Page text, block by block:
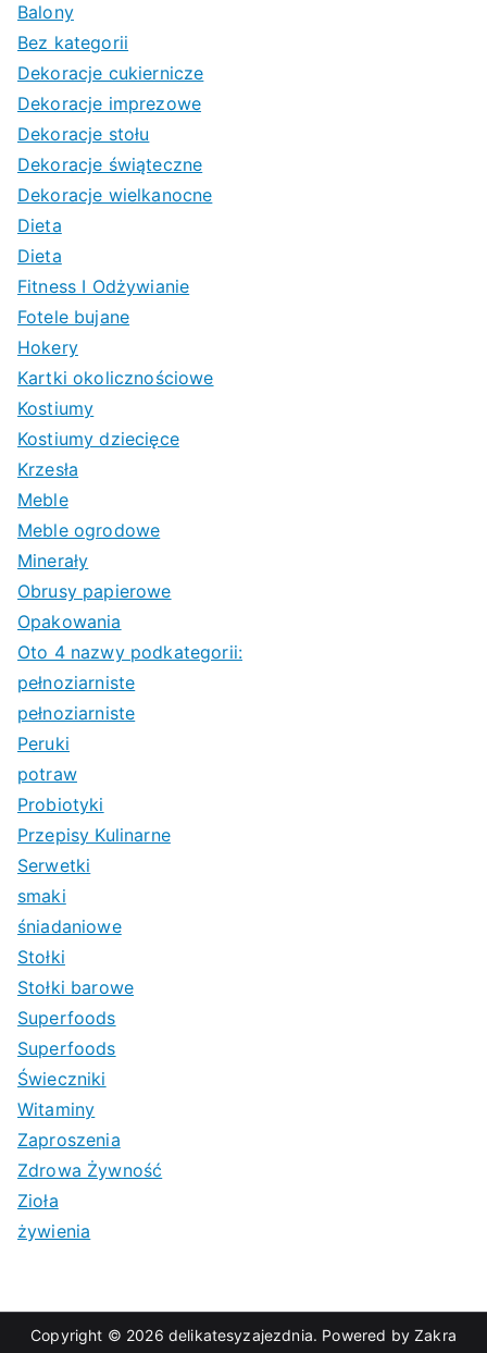
Balony
Bez kategorii
Dekoracje cukiernicze
Dekoracje imprezowe
Dekoracje stołu
Dekoracje świąteczne
Dekoracje wielkanocne
Dieta
Dieta
Fitness I Odżywianie
Fotele bujane
Hokery
Kartki okolicznościowe
Kostiumy
Kostiumy dziecięce
Krzesła
Meble
Meble ogrodowe
Minerały
Obrusy papierowe
Opakowania
Oto 4 nazwy podkategorii:
pełnoziarniste
pełnoziarniste
Peruki
potraw
Probiotyki
Przepisy Kulinarne
Serwetki
smaki
śniadaniowe
Stołki
Stołki barowe
Superfoods
Superfoods
Świeczniki
Witaminy
Zaproszenia
Zdrowa Żywność
Zioła
żywienia
Copyright © 2026 delikatesyzajezdnia. Powered byZakra